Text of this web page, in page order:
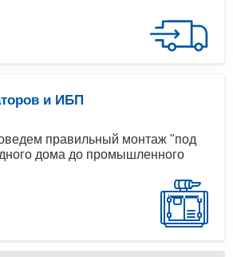
и ИБП
правильный монтаж "под
дома до промышленного